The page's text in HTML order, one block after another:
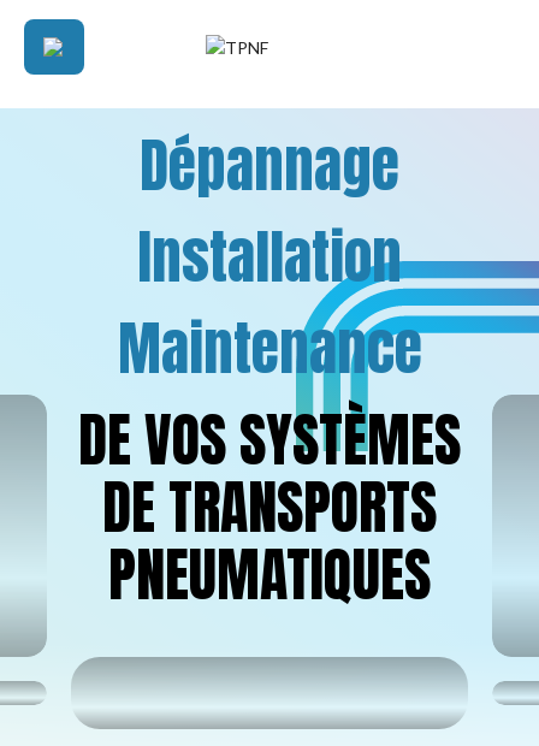
Dépannage
Installation
Maintenance
DE VOS SYSTÈMES
DE TRANSPORTS
PNEUMATIQUES